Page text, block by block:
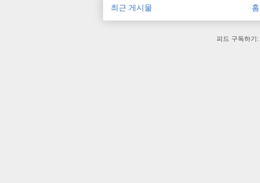
최근 게시물 홈
피드 구독하기: